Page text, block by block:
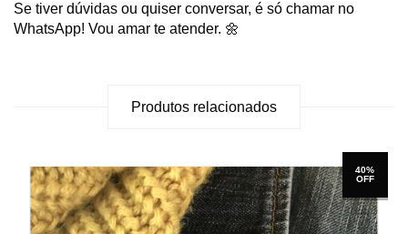
Se tiver dúvidas ou quiser conversar, é só chamar no
WhatsApp! Vou amar te atender. 🌼
Produtos relacionados
40%
OFF